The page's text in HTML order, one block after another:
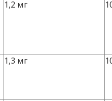
1,2 мг
1,3 мг